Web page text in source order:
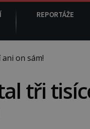
REPORTÁŽE
on sám!
tři